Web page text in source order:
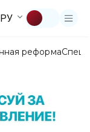
РУ
реформа